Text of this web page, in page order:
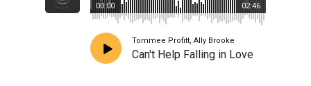
02:46
00:00
Tommee Profitt, Ally Brooke
Can't Help Falling in Love